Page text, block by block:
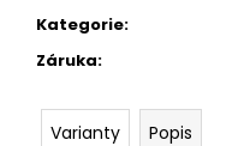
Kategorie:
Záruka:
Varianty Popis
e